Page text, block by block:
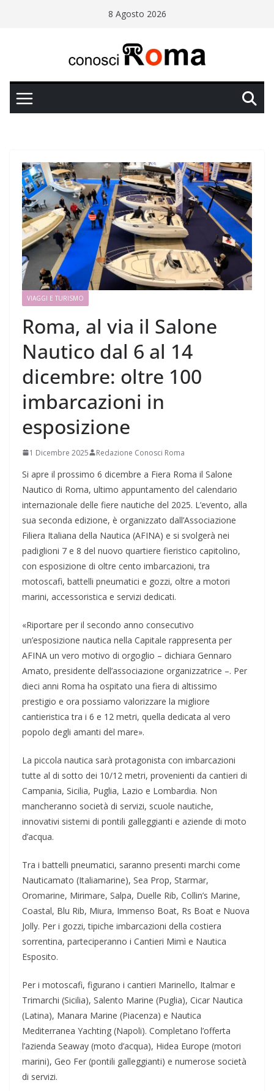
8 Agosto 2026
VIAGGI E TURISMO
Roma, al via il Salone
Nautico dal 6 al 14
dicembre: oltre 100
imbarcazioni in
esposizione
1 Dicembre 2025 Redazione Conosci Roma
Si apre il prossimo 6 dicembre a Fiera Roma il Salone
Nautico di Roma, ultimo appuntamento del calendario
internazionale delle fiere nautiche del 2025. L’evento, alla
sua seconda edizione, è organizzato dall’Associazione
Filiera Italiana della Nautica (AFINA) e si svolgerà nei
padiglioni 7 e 8 del nuovo quartiere fieristico capitolino,
con esposizione di oltre cento imbarcazioni, tra
motoscafi, battelli pneumatici e gozzi, oltre a motori
marini, accessoristica e servizi dedicati.
«Riportare per il secondo anno consecutivo
un’esposizione nautica nella Capitale rappresenta per
AFINA un vero motivo di orgoglio – dichiara Gennaro
Amato, presidente dell’associazione organizzatrice –. Per
dieci anni Roma ha ospitato una fiera di altissimo
prestigio e ora possiamo valorizzare la migliore
cantieristica tra i 6 e 12 metri, quella dedicata al vero
popolo degli amanti del mare».
La piccola nautica sarà protagonista con imbarcazioni
tutte al di sotto dei 10/12 metri, provenienti da cantieri di
Campania, Sicilia, Puglia, Lazio e Lombardia. Non
mancheranno società di servizi, scuole nautiche,
innovativi sistemi di pontili galleggianti e aziende di moto
d’acqua.
Tra i battelli pneumatici, saranno presenti marchi come
Nauticamato (Italiamarine), Sea Prop, Starmar,
Oromarine, Mirimare, Salpa, Duelle Rib, Collin’s Marine,
Coastal, Blu Rib, Miura, Immenso Boat, Rs Boat e Nuova
Jolly. Per i gozzi, tipiche imbarcazioni della costiera
sorrentina, parteciperanno i Cantieri Mimì e Nautica
Esposito.
Per i motoscafi, figurano i cantieri Marinello, Italmar e
Trimarchi (Sicilia), Salento Marine (Puglia), Cicar Nautica
(Latina), Manara Marine (Piacenza) e Nautica
Mediterranea Yachting (Napoli). Completano l’offerta
l’azienda Seaway (moto d’acqua), Hidea Europe (motori
marini), Geo Fer (pontili galleggianti) e numerose società
di servizi.